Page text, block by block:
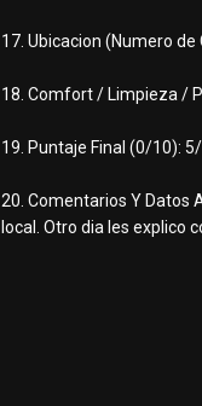
17. Ubicacion (Numero
18. Comfort / Limpieza /
19. Puntaje Final (0/10):
20. Comentarios Y Datos
local. Otro dia les explico